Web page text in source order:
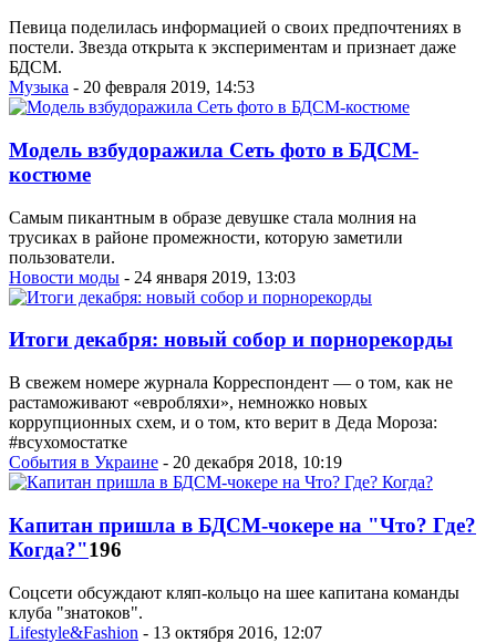
Певица поделилась информацией о своих предпочтениях в
постели. Звезда открыта к экспериментам и признает даже
БДСМ.
Музыка - 20 февраля 2019, 14:53
Модель взбудоражила Сеть фото в БДСМ-
костюме
Самым пикантным в образе девушке стала молния на
трусиках в районе промежности, которую заметили
пользователи.
Новости моды - 24 января 2019, 13:03
Итоги декабря: новый собор и порнорекорды
В свежем номере журнала Корреспондент — о том, как не
растаможивают «евробляхи», немножко новых
коррупционных схем, и о том, кто верит в Деда Мороза:
#всухомостатке
События в Украине - 20 декабря 2018, 10:19
Капитан пришла в БДСМ-чокере на "Что? Где?
Когда?"196
Соцсети обсуждают кляп-кольцо на шее капитана команды
клуба "знатоков".
Lifestyle&Fashion - 13 октября 2016, 12:07